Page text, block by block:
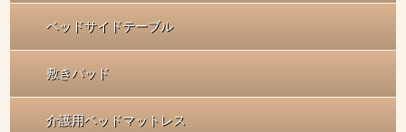
ベッドサイドテーブル
敷きパッド
介護用ベッドマットレス